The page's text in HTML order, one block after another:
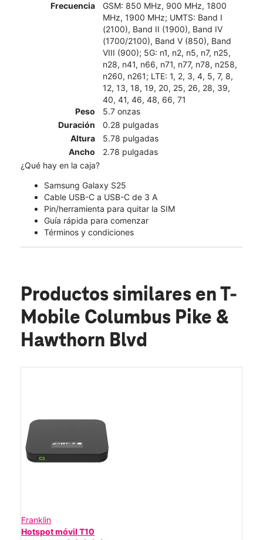
Frecuencia
GSM: 850 MHz, 900 MHz, 1800
MHz, 1900 MHz; UMTS: Band I
(2100), Band II (1900), Band IV
(1700/2100), Band V (850), Band
VIII (900); 5G: n1, n2, n5, n7, n25,
n28, n41, n66, n71, n77, n78, n258,
n260, n261; LTE: 1, 2, 3, 4, 5, 7, 8,
12, 13, 18, 19, 20, 25, 26, 28, 39,
40, 41, 46, 48, 66, 71
Peso
5.7 onzas
Duración
0.28 pulgadas
Altura
5.78 pulgadas
Ancho
2.78 pulgadas
¿Qué hay en la caja?
Samsung Galaxy S25
Cable USB-C a USB-C de 3 A
Pin/herramienta para quitar la SIM
Guía rápida para comenzar
Términos y condiciones
Productos similares en T-
Mobile Columbus Pike &
Hawthorn Blvd
Franklin
Hotspot móvil T10